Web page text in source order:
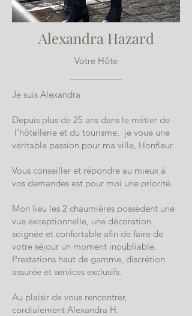
Alexandra Hazard
Votre Hôte
Je suis Alexandra
Depuis plus de 25 ans dans le métier de
l'hôtellerie et du tourisme, je voue une
véritable passion pour ma ville, Honfleur.
Vous conseiller et répondre au mieux à
vos demandes est pour moi une priorité.
Mon lieu les 2 chaumières possèdent une
vue exceptionnelle, une décoration
soignée et confortable afin de faire de
votre séjour un moment inoubliable.
Prestations haut de gamme, discrétion
assurée et services exclusifs.
Au plaisir de vous rencontrer,
cordialement Alexandra H.